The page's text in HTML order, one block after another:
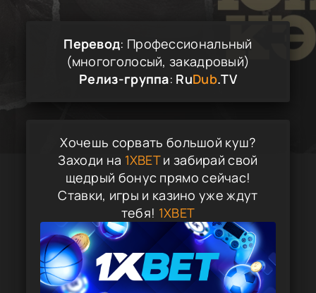
Перевод: Профессиональный
(многоголосый, закадровый)
Релиз-группа: RuDub.TV
Хочешь сорвать большой куш?
Заходи на 1XBETи забирай свой
щедрый бонус прямо сейчас!
Ставки, игры и казино уже ждут
тебя! 1XBET